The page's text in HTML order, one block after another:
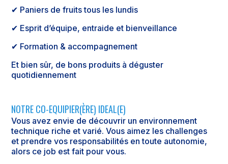
✔ Paniers de fruits tous les lundis
✔ Esprit d’équipe, entraide et bienveillance
✔ Formation & accompagnement
Et bien sûr, de bons produits à déguster
quotidiennement
NOTRE CO-EQUIPIER(ÈRE) IDEAL(E)
Vous avez envie de découvrir un environnement
technique riche et varié. Vous aimez les challenges
et prendre vos responsabilités en toute autonomie,
alors ce job est fait pour vous.